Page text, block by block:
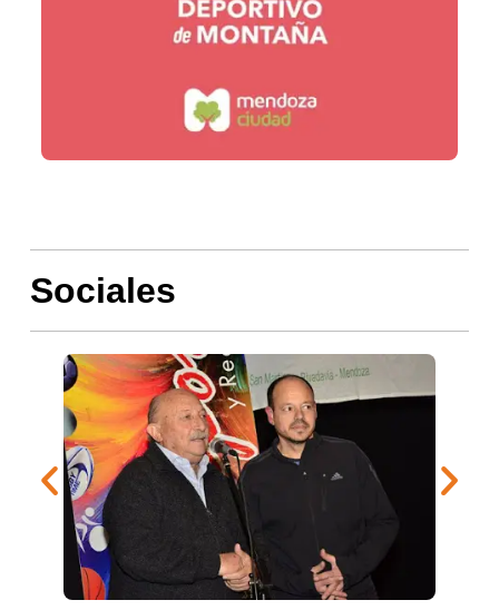
Sociales